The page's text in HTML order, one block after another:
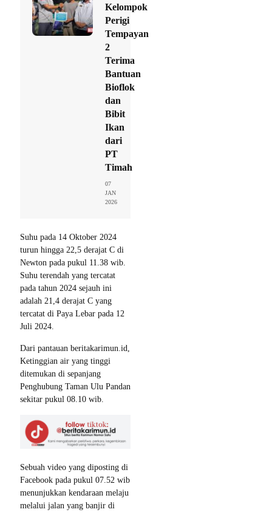
Kelompok
Perigi
Tempayan
2
Terima
Bantuan
Bioflok
dan
Bibit
Ikan
dari
PT
Timah
07
JAN
2026
Suhu pada 14 Oktober 2024
turun hingga 22,5 derajat C di
Newton pada pukul 11.38 wib.
Suhu terendah yang tercatat
pada tahun 2024 sejauh ini
adalah 21,4 derajat C yang
tercatat di Paya Lebar pada 12
Juli 2024.
Dari pantauan beritakarimun.id,
Ketinggian air yang tinggi
ditemukan di sepanjang
Penghubung Taman Ulu Pandan
sekitar pukul 08.10 wib.
Sebuah video yang diposting di
Facebook pada pukul 07.52 wib
menunjukkan kendaraan melaju
melalui jalan yang banjir di